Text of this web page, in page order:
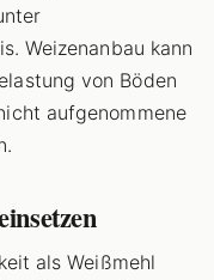
Weizenanbau kann
von Böden
aufgenommene
als Weißmehl